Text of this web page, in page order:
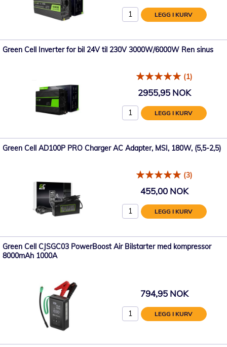
LEGG I KURV
Green Cell Inverter for bil 24V til 230V 3000W/6000W Ren sinus
(1)
2955,95 NOK
LEGG I KURV
Green Cell AD100P PRO Charger AC Adapter, MSI, 180W, (5,5-2,5)
(3)
455,00 NOK
LEGG I KURV
Green Cell CJSGC03 PowerBoost Air Bilstarter med kompressor
8000mAh 1000A
794,95 NOK
LEGG I KURV